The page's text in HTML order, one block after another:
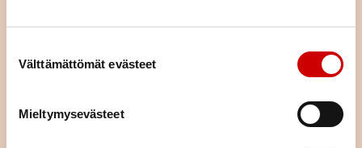
Välttämättömät evästeet
Mieltymysevästeet
paikallista, alueellista ja valtakunnallista sydäntyötä.
tarjoamme mahdollisuuden kokemusten jakamiseen sekä
annamme vertaistukea. Liittymällä jäseneksi saat neljä kertaa
vuodessa ilmestyvän laadukkaan Sydän-lehden, joka tarjoaa
ajankohtaista tietoa sydänterveydestä.